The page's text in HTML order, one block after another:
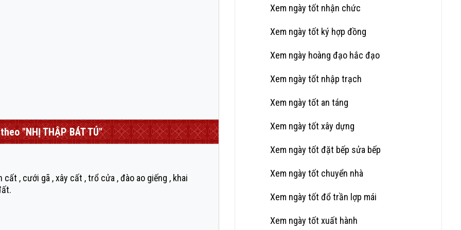
"NHỊ THẬP BÁT TÚ"
, cưới gã , xây cất , trổ cửa , đào ao giếng , khai
Xem ngày tốt nhận chức
Xem ngày tốt ký hợp đồng
Xem ngày hoàng đạo hắc đạo
Xem ngày tốt nhập trạch
Xem ngày tốt an táng
Xem ngày tốt xây dựng
Xem ngày tốt đặt bếp sửa bếp
Xem ngày tốt chuyển nhà
Xem ngày tốt đổ trần lợp mái
Xem ngày tốt xuất hành